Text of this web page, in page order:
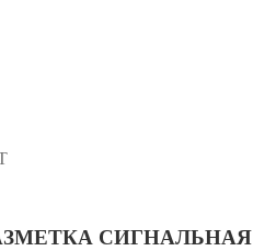
СИГНАЛЬНАЯ